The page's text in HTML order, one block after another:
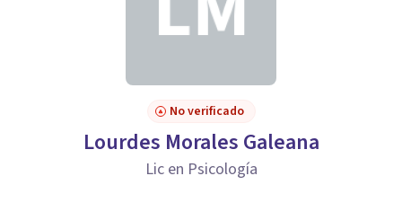
No verificado
Lourdes Morales Galeana
Lic en Psicología